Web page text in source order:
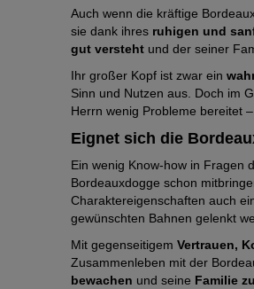
Auch wenn die kräftige
sie dank ihres ruhigen und
gut versteht und der seiner
Ihr großer Kopf ist zwar ein
Sinn und Nutzen aus. Doch im
Herrn wenig Probleme bereitet
Eignet sich die
Ein wenig Know-how in Fragen
Bordeauxdogge schon
Charaktereigenschaften auch
gewünschten Bahnen gelenkt
Mit gegenseitigem Vertrauen,
Zusammenleben mit der
bewachen und seine Familie